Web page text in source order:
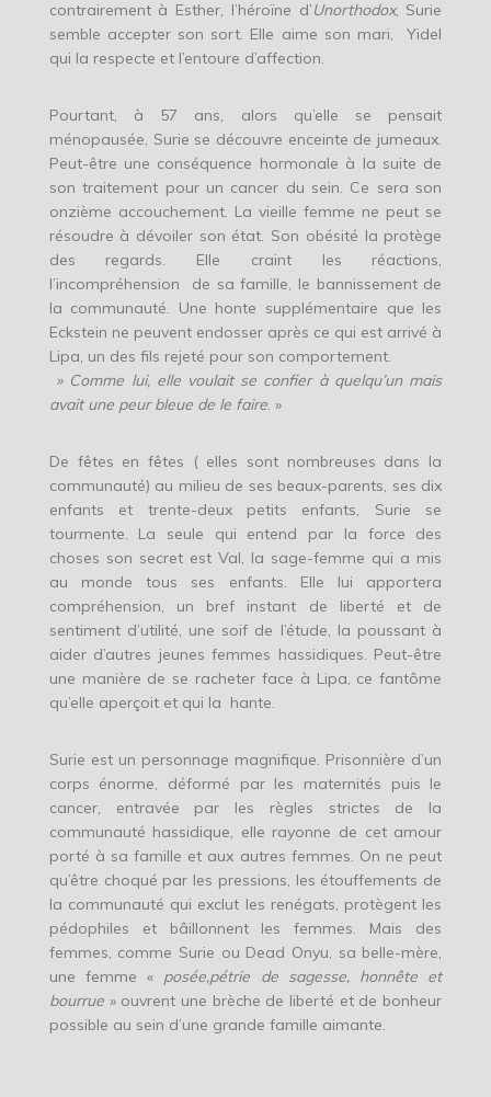
contrairement à Esther, l’héroïne d’Unorthodox, Surie
semble accepter son sort. Elle aime son mari, Yidel
qui la respecte et l’entoure d’affection.
Pourtant, à 57 ans, alors qu’elle se pensait
ménopausée, Surie se découvre enceinte de jumeaux.
Peut-être une conséquence hormonale à la suite de
son traitement pour un cancer du sein. Ce sera son
onzième accouchement. La vieille femme ne peut se
résoudre à dévoiler son état. Son obésité la protège
des regards. Elle craint les réactions,
l’incompréhension de sa famille, le bannissement de
la communauté. Une honte supplémentaire que les
Eckstein ne peuvent endosser après ce qui est arrivé à
Lipa, un des fils rejeté pour son comportement.
» Comme lui, elle voulait se confier à quelqu’un mais
avait une peur bleue de le faire. »
De fêtes en fêtes ( elles sont nombreuses dans la
communauté) au milieu de ses beaux-parents, ses dix
enfants et trente-deux petits enfants, Surie se
tourmente. La seule qui entend par la force des
choses son secret est Val, la sage-femme qui a mis
au monde tous ses enfants. Elle lui apportera
compréhension, un bref instant de liberté et de
sentiment d’utilité, une soif de l’étude, la poussant à
aider d’autres jeunes femmes hassidiques. Peut-être
une manière de se racheter face à Lipa, ce fantôme
qu’elle aperçoit et qui la hante.
Surie est un personnage magnifique. Prisonnière d’un
corps énorme, déformé par les maternités puis le
cancer, entravée par les règles strictes de la
communauté hassidique, elle rayonne de cet amour
porté à sa famille et aux autres femmes. On ne peut
qu’être choqué par les pressions, les étouffements de
la communauté qui exclut les renégats, protègent les
pédophiles et bâillonnent les femmes. Mais des
femmes, comme Surie ou Dead Onyu, sa belle-mère,
une femme « posée,pétrie de sagesse, honnête et
bourrue» ouvrent une brèche de liberté et de bonheur
possible au sein d’une grande famille aimante.